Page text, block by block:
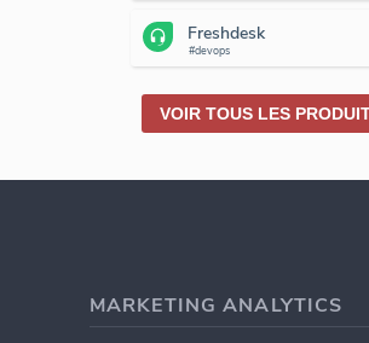
Freshdesk
#devops
VOIR TOUS LES
MARKETING ANALYTICS